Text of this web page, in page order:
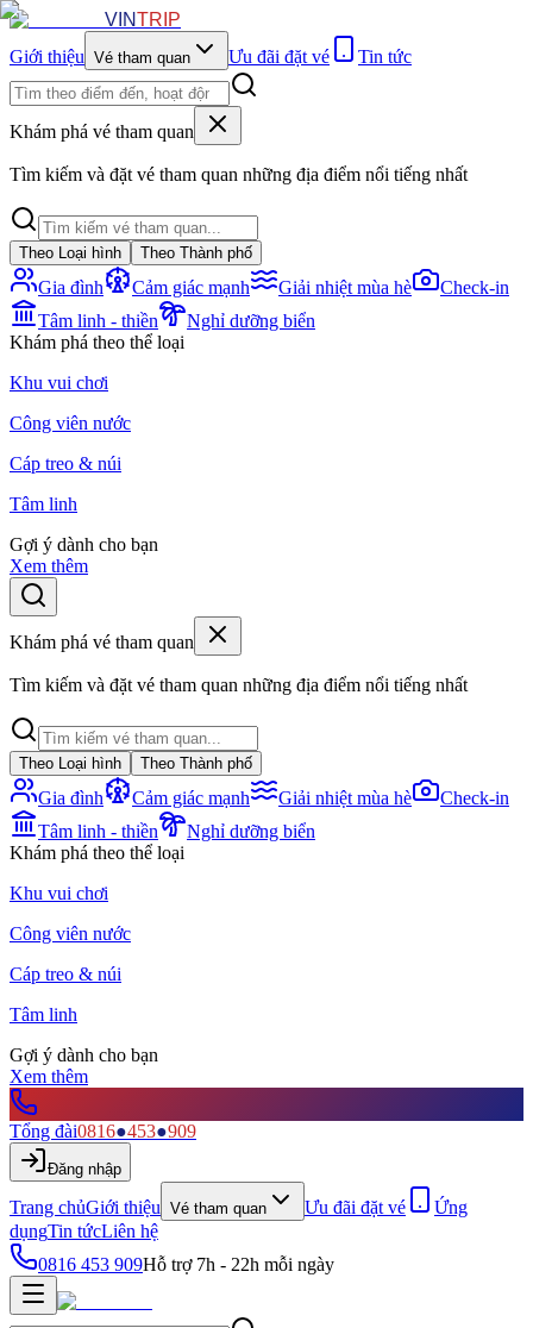
VINTRIP
Giới thiệu Vé tham quan Ưu đãi đặt vé Tin tức
Khám phá vé tham quan
Tìm kiếm và đặt vé tham quan những địa điểm nổi tiếng nhất
Theo Loại hình Theo Thành phố
Gia đình Cảm giác mạnh Giải nhiệt mùa hè
Check-in
Tâm linh - thiền
Nghỉ dưỡng biển
Khám phá theo thể loại
Khu vui chơi
Công viên nước
Cáp treo & núi
Tâm linh
Gợi ý dành cho bạn
Xem thêm
Khám phá vé tham quan
Tìm kiếm và đặt vé tham quan những địa điểm nổi tiếng nhất
Theo Loại hình Theo Thành phố
Gia đình Cảm giác mạnh Giải nhiệt mùa hè
Check-in
Tâm linh - thiền
Nghỉ dưỡng biển
Khám phá theo thể loại
Khu vui chơi
Công viên nước
Cáp treo & núi
Tâm linh
Gợi ý dành cho bạn
Xem thêm
Tổng đài0816●453●909
Đăng nhập
Trang chủGiới thiệu Vé tham quan Ưu đãi đặt vé
Ứng
dụngTin tứcLiên hệ
0816 453 909Hỗ trợ 7h - 22h mỗi ngày